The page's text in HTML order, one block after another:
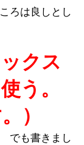
ろは良しとし
クス
う。
）
でも書きまし